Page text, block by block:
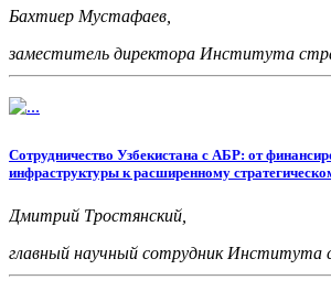
Бахтиер Мустафаев,
заместитель директора Института
межрегиональных исследований при
Узбекистан
Сотрудничество Узбекистана с АБР: от
инфраструктуры к расширенному
Дмитрий Тростянский,
главный научный сотрудник Института
межрегиональных исследований при